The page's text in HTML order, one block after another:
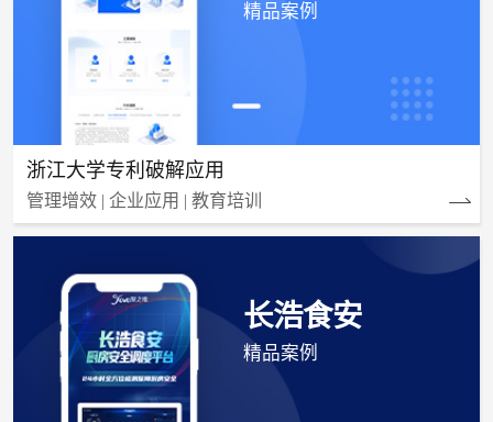
精品案例
浙江大学专利破解应用
管理增效 | 企业应用 | 教育培训
长浩食安
精品案例